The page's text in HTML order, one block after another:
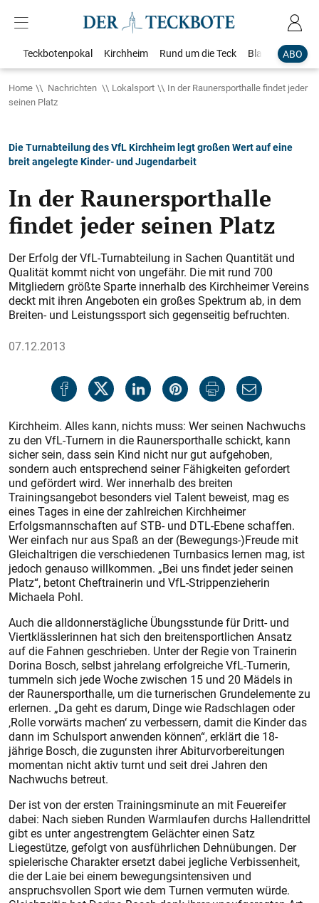
ABO
Teckbotenpokal Kirchheim Rund um die Teck Blaulicht
Home Nachrichten Lokalsport
In der Raunersporthalle findet jeder
seinen Platz
Die Turnabteilung des VfL Kirchheim legt großen Wert auf eine
breit angelegte Kinder- und Jugendarbeit
In der Raunersporthalle
findet jeder seinen Platz
Der Erfolg der VfL-Turnabteilung in Sachen Quantität und
Qualität kommt nicht von ungefähr. Die mit rund 700
Mitgliedern größte Sparte innerhalb des Kirchheimer Vereins
deckt mit ihren Angeboten ein großes Spektrum ab, in dem
Breiten- und Leistungssport sich gegenseitig befruchten.
07.12.2013
Kirchheim. Alles kann, nichts muss: Wer seinen Nachwuchs
zu den VfL-Turnern in die Raunersporthalle schickt, kann
sicher sein, dass sein Kind nicht nur gut aufgehoben,
sondern auch entsprechend seiner Fähigkeiten gefordert
und gefördert wird. Wer innerhalb des breiten
Trainingsangebot besonders viel Talent beweist, mag es
eines Tages in eine der zahlreichen Kirchheimer
Erfolgsmannschaften auf STB- und DTL-Ebene schaffen.
Wer einfach nur aus Spaß an der (Bewegungs-)Freude mit
Gleichaltrigen die verschiedenen Turnbasics lernen mag, ist
jedoch genauso willkommen. „Bei uns findet jeder seinen
Platz“, betont Cheftrainerin und VfL-Strippenzieherin
Michaela Pohl.
Auch die alldonnerstägliche Übungsstunde für Dritt- und
Viertklässlerinnen hat sich den breitensportlichen Ansatz
auf die Fahnen geschrieben. Unter der Regie von Trainerin
Dorina Bosch, selbst jahrelang erfolgreiche VfL-Turnerin,
tummeln sich jede Woche zwischen 15 und 20 Mädels in
der Raunersporthalle, um die turnerischen Grundelemente zu
erlernen. „Da geht es da­rum, Dinge wie Radschlagen oder
‚Rolle vorwärts machen‘ zu verbessern, damit die Kinder das
dann im Schulsport anwenden können“, erklärt die 18-
jährige Bosch, die zugunsten ihrer Abiturvorbereitungen
momentan nicht aktiv turnt und seit drei Jahren den
Nachwuchs betreut.
Der ist von der ersten Trainingsminute an mit Feuereifer
dabei: Nach sieben Runden Warmlaufen durchs Hallendrittel
gibt es unter angestrengtem Gelächter einen Satz
Liegestütze, gefolgt von ausführlichen Dehnübungen. Der
spielerische Charakter ersetzt dabei jegliche Verbissenheit,
die der Laie bei einem bewegungsintensiven und
anspruchsvollen Sport wie dem Turnen vermuten würde.